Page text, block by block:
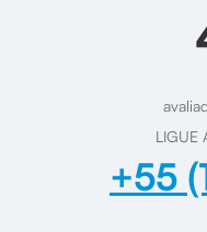
LIGUE
+55